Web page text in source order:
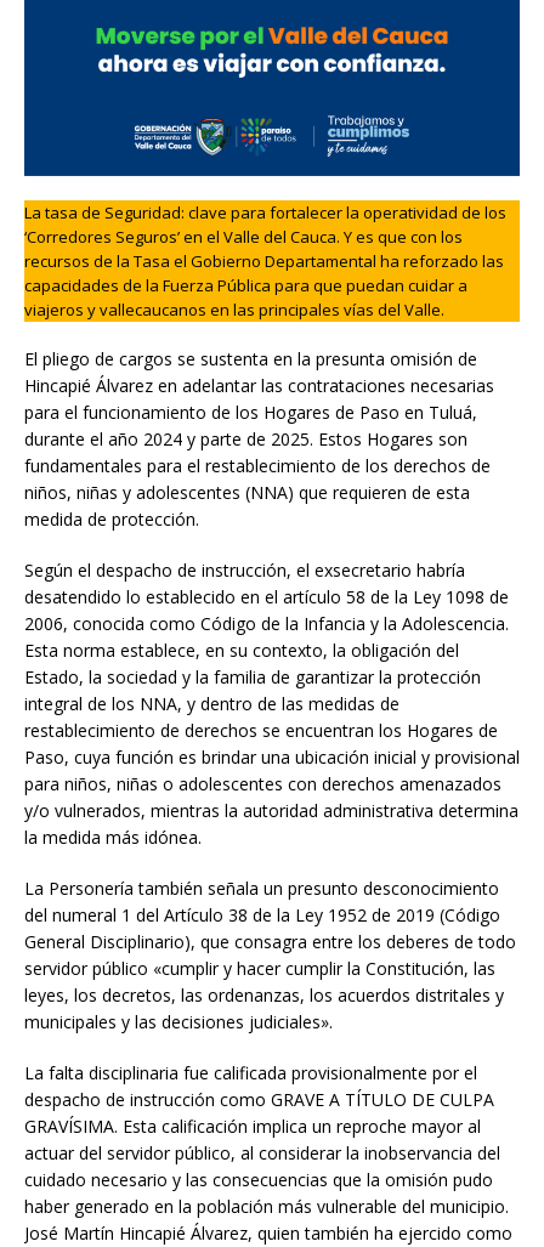
La tasa de Seguridad: clave para fortalecer la operatividad de los
‘Corredores Seguros’ en el Valle del Cauca. Y es que con los
recursos de la Tasa el Gobierno Departamental ha reforzado las
capacidades de la Fuerza Pública para que puedan cuidar a
viajeros y vallecaucanos en las principales vías del Valle.
El pliego de cargos se sustenta en la presunta omisión de
Hincapié Álvarez en adelantar las contrataciones necesarias
para el funcionamiento de los Hogares de Paso en Tuluá,
durante el año 2024 y parte de 2025. Estos Hogares son
fundamentales para el restablecimiento de los derechos de
niños, niñas y adolescentes (NNA) que requieren de esta
medida de protección.
Según el despacho de instrucción, el exsecretario habría
desatendido lo establecido en el artículo 58 de la Ley 1098 de
2006, conocida como Código de la Infancia y la Adolescencia.
Esta norma establece, en su contexto, la obligación del
Estado, la sociedad y la familia de garantizar la protección
integral de los NNA, y dentro de las medidas de
restablecimiento de derechos se encuentran los Hogares de
Paso, cuya función es brindar una ubicación inicial y provisional
para niños, niñas o adolescentes con derechos amenazados
y/o vulnerados, mientras la autoridad administrativa determina
la medida más idónea.
La Personería también señala un presunto desconocimiento
del numeral 1 del Artículo 38 de la Ley 1952 de 2019 (Código
General Disciplinario), que consagra entre los deberes de todo
servidor público «cumplir y hacer cumplir la Constitución, las
leyes, los decretos, las ordenanzas, los acuerdos distritales y
municipales y las decisiones judiciales».
La falta disciplinaria fue calificada provisionalmente por el
despacho de instrucción como GRAVE A TÍTULO DE CULPA
GRAVÍSIMA. Esta calificación implica un reproche mayor al
actuar del servidor público, al considerar la inobservancia del
cuidado necesario y las consecuencias que la omisión pudo
haber generado en la población más vulnerable del municipio.
José Martín Hincapié Álvarez, quien también ha ejercido como